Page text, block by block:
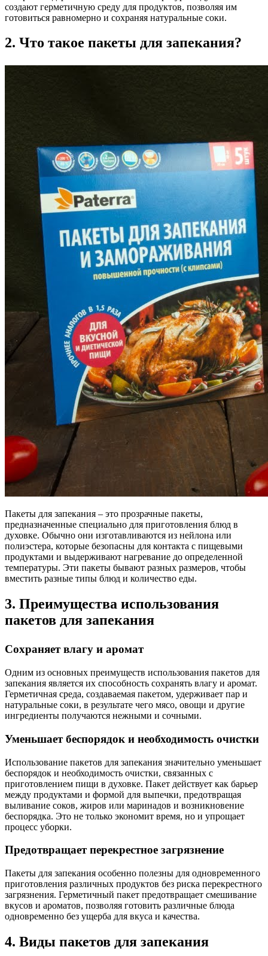
создают герметичную среду для продуктов, позволяя им
готовиться равномерно и сохраняя натуральные соки.
2. Что такое пакеты для запекания?
Пакеты для запекания – это прозрачные пакеты,
предназначенные специально для приготовления блюд в
духовке. Обычно они изготавливаются из нейлона или
полиэстера, которые безопасны для контакта с пищевыми
продуктами и выдерживают нагревание до определенной
температуры. Эти пакеты бывают разных размеров, чтобы
вместить разные типы блюд и количество еды.
3. Преимущества использования
пакетов для запекания
Сохраняет влагу и аромат
Одним из основных преимуществ использования пакетов для
запекания является их способность сохранять влагу и аромат.
Герметичная среда, создаваемая пакетом, удерживает пар и
натуральные соки, в результате чего мясо, овощи и другие
ингредиенты получаются нежными и сочными.
Уменьшает беспорядок и необходимость очистки
Использование пакетов для запекания значительно уменьшает
беспорядок и необходимость очистки, связанных с
приготовлением пищи в духовке. Пакет действует как барьер
между продуктами и формой для выпечки, предотвращая
выливание соков, жиров или маринадов и возникновение
беспорядка. Это не только экономит время, но и упрощает
процесс уборки.
Предотвращает перекрестное загрязнение
Пакеты для запекания особенно полезны для одновременного
приготовления различных продуктов без риска перекрестного
загрязнения. Герметичный пакет предотвращает смешивание
вкусов и ароматов, позволяя готовить различные блюда
одновременно без ущерба для вкуса и качества.
4. Виды пакетов для запекания